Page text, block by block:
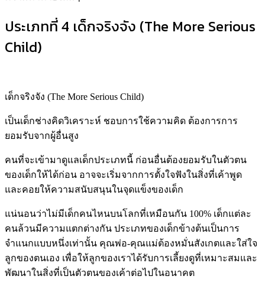
เด็กมุ่งมั่น (The Determined Child)
เป็นเด็กที่มีพลัง มีความคิดเป็นของตัวเอง ชอบที่จะทำกิจกรรม
สนับสนุนผลักดันและให้กำลังใจ ให้เค้าได้ทำในสิ่งที่เค้าชอบ
อย่างเต็มที่ รวมถึงคอยเชียร์ให้เค้าออกไปผจญภัยพบเจอกับ
ความท้าทายใหม่ๆ
ประเภทที่ 4 เด็กจริงจัง (The More Serious
Child)
เด็กจริงจัง (The More Serious Child)
เป็นเด็กช่างคิดวิเคราะห์ ชอบการใช้ความคิด ต้องการการ
ยอมรับจากผู้อื่นสูง